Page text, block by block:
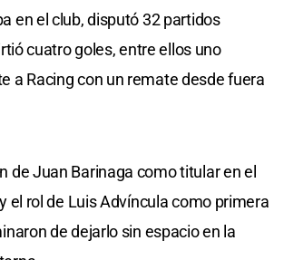
en el club, disputó 32 partidos
cuatro goles, entre ellos uno
a Racing con un remate desde fuera
de Juan Barinaga como titular en el
el rol de Luis Advíncula como primera
de dejarlo sin espacio en la